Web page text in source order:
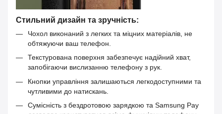
Стильний дизайн та зручність:
Чохол виконаний з легких та міцних матеріалів, не
обтяжуючи ваш телефон.
Текстурована поверхня забезпечує надійний хват,
запобігаючи вислизанню телефону з рук.
Кнопки управління залишаються легкодоступними та
чутливими до натискань.
Сумісність з бездротовою зарядкою та Samsung Pay